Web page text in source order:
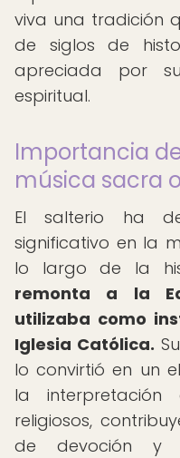
viva una tradición
de siglos de
apreciada por
espiritual.
Importancia
música sacra
El salterio ha
significativo en la
lo largo de la
remonta a la
utilizaba como
Iglesia Católica.
lo convirtió en un
la
religiosos,
de devoción y